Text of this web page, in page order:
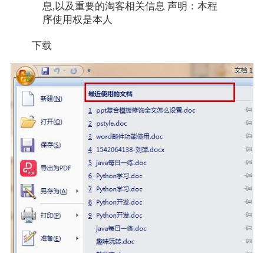
息,以及重要的淘客相关信息 声明：本程
序使用权是本人
下载